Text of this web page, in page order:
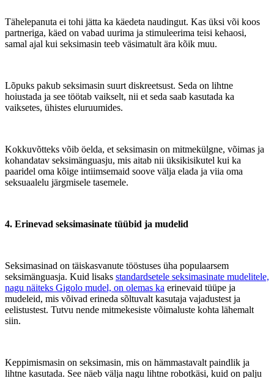
Tähelepanuta ei tohi jätta ka käedeta naudingut. Kas üksi või koos
partneriga, käed on vabad uurima ja stimuleerima teisi kehaosi,
samal ajal kui seksimasin teeb väsimatult ära kõik muu.
Lõpuks pakub seksimasin suurt diskreetsust. Seda on lihtne
hoiustada ja see töötab vaikselt, nii et seda saab kasutada ka
vaiksetes, ühistes eluruumides.
Kokkuvõtteks võib öelda, et seksimasin on mitmekülgne, võimas ja
kohandatav seksimänguasju, mis aitab nii üksikisikutel kui ka
paaridel oma kõige intiimsemaid soove välja elada ja viia oma
seksuaalelu järgmisele tasemele.
4. Erinevad seksimasinate tüübid ja mudelid
Seksimasinad on täiskasvanute tööstuses üha populaarsem
seksimänguasja. Kuid lisaks standardsetele seksimasinate mudelitele,
nagu näiteks Gigolo mudel, on olemas ka erinevaid tüüpe ja
mudeleid, mis võivad erineda sõltuvalt kasutaja vajadustest ja
eelistustest. Tutvu nende mitmekesiste võimaluste kohta lähemalt
siin.
Keppimismasin on seksimasin, mis on hämmastavalt paindlik ja
lihtne kasutada. See näeb välja nagu lihtne robotkäsi, kuid on palju